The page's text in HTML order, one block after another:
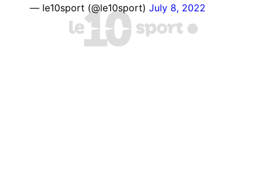
— le10sport (@le10sport) July 8, 2022